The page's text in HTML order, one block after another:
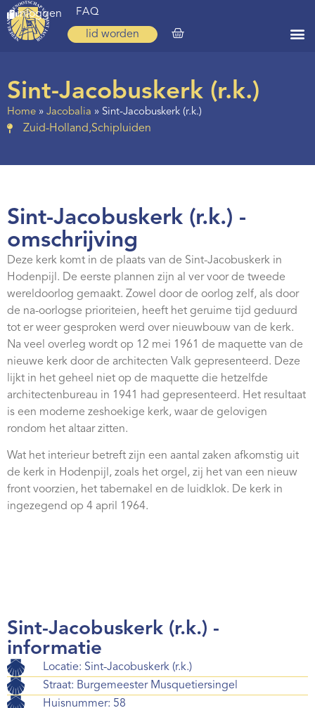
inloggen FAQ
lid worden
Zoeken
Over ons
Ervaringen
Regio’s
Nieuws
Agenda
Webshop
Contact
Sint-Jacobuskerk (r.k.)
Home » Jacobalia » Sint-Jacobuskerk (r.k.)
Zuid-Holland,Schipluiden
Sint-Jacobuskerk (r.k.) -
omschrijving
Deze kerk komt in de plaats van de Sint-Jacobuskerk in
Hodenpijl. De eerste plannen zijn al ver voor de tweede
wereldoorlog gemaakt. Zowel door de oorlog zelf, als door
de na-oorlogse prioriteien, heeft het geruime tijd geduurd
tot er weer gesproken werd over nieuwbouw van de kerk.
Na veel overleg wordt op 12 mei 1961 de maquette van de
nieuwe kerk door de architecten Valk gepresenteerd. Deze
lijkt in het geheel niet op de maquette die hetzelfde
architectenbureau in 1941 had gepresenteerd. Het resultaat
is een moderne zeshoekige kerk, waar de gelovigen
rondom het altaar zitten.
Wat het interieur betreft zijn een aantal zaken afkomstig uit
de kerk in Hodenpijl, zoals het orgel, zij het van een nieuw
front voorzien, het tabernakel en de luidklok. De kerk in
ingezegend op 4 april 1964.
Sint-Jacobuskerk (r.k.) -
informatie
Locatie: Sint-Jacobuskerk (r.k.)
Straat: Burgemeester Musquetiersingel
Huisnummer: 58